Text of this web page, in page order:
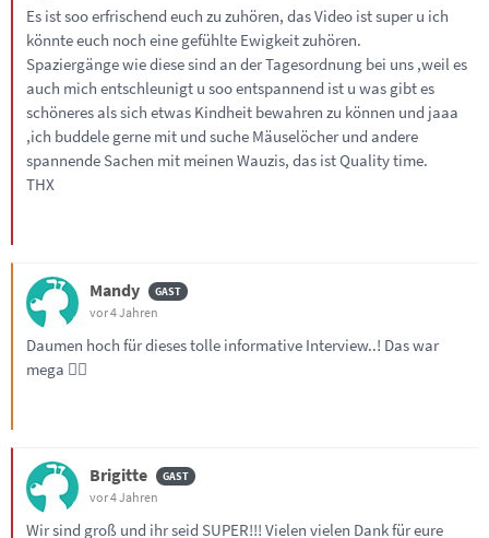
Es ist soo erfrischend euch zu zuhören, das Video ist super u ich
könnte euch noch eine gefühlte Ewigkeit zuhören.
Spaziergänge wie diese sind an der Tagesordnung bei uns ,weil es
auch mich entschleunigt u soo entspannend ist u was gibt es
schöneres als sich etwas Kindheit bewahren zu können und jaaa
,ich buddele gerne mit und suche Mäuselöcher und andere
spannende Sachen mit meinen Wauzis, das ist Quality time.
THX
Mandy
vor 4 Jahren
Daumen hoch für dieses tolle informative Interview..! Das war
mega 👍🏼
Brigitte
vor 4 Jahren
Wir sind groß und ihr seid SUPER!!! Vielen vielen Dank für eure